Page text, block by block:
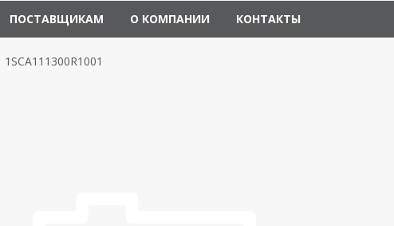
ПОСТАВЩИКАМ О КОМПАНИИ КОНТАКТЫ
1SCA111300R1001